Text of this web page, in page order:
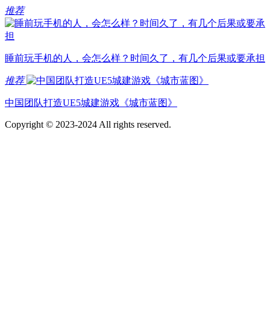
推荐
睡前玩手机的人，会怎么样？时间久了，有几个后果或要承担
推荐
中国团队打造UE5城建游戏《城市蓝图》
Copyright © 2023-2024 All rights reserved.